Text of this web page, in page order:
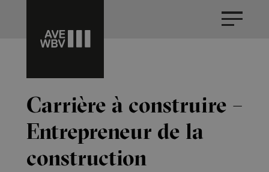
Carrière à construire –
Entrepreneur de la
construction